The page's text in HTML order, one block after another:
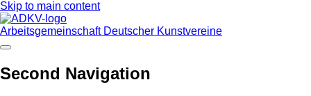
Skip to main content
Arbeitsgemeinschaft Deutscher Kunstvereine
Second Navigation